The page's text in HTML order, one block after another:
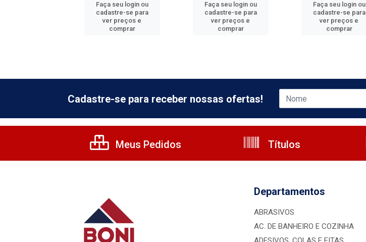
Faça seu login ou
cadastre-se para
ver preços e
comprar
Faça seu login ou
cadastre-se para
ver preços e
comprar
Faça seu login ou
cadastre-se para
ver preços e
comprar
Cadastre-se para receber nossas ofertas!
Meus Pedidos Títulos
Departamentos
ABRASIVOS
AC. DE BANHEIRO E COZINHA